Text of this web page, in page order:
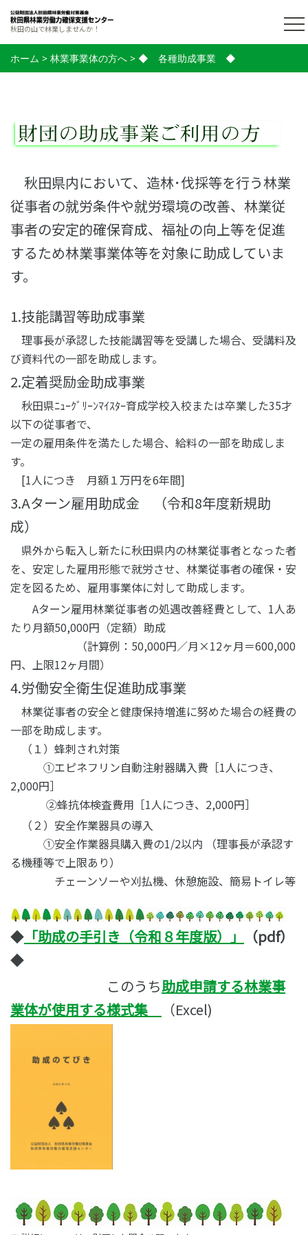
秋田の山で林業しませんか！
ホーム > 林業事業体の方へ > ◆ 各種助成事業 ◆
秋田県内において、造林･伐採等を行う林業
従事者の就労条件や就労環境の改善、林業従
事者の安定的確保育成、福祉の向上等を促進
するため林業事業体等を対象に助成していま
す。
1.技能講習等助成事業
理事長が承認した技能講習等を受講した場合、受講料及
び資料代の一部を助成します。
2.定着奨励金助成事業
秋田県ﾆｭｰｸﾞﾘｰﾝﾏｲｽﾀｰ育成学校入校または卒業した35才
以下の従事者で、
一定の雇用条件を満たした場合、給料の一部を助成しま
す。
[1人につき 月額１万円を6年間]
3.Aターン雇用助成金 （令和8年度新規助
成）
県外から転入し新たに秋田県内の林業従事者となった者
を、安定した雇用形態で就労させ、林業従事者の確保・安
定を図るため、雇用事業体に対して助成します。
Aターン雇用林業従事者の処遇改善経費として、1人あ
たり月額50,000円（定額）助成
（計算例：50,000円／月×12ヶ月＝600,000
円、上限12ヶ月間）
4.労働安全衛生促進助成事業
林業従事者の安全と健康保持増進に努めた場合の経費の
一部を助成します。
（１）蜂刺され対策
①エピネフリン自動注射器購入費［1人につき、
2,000円］
②蜂抗体検査費用［1人につき、2,000円］
（２）安全作業器具の導入
①安全作業器具購入費の1/2以内 （理事長が承認す
る機種等で上限あり）
チェーンソーや刈払機、 休憩施設、簡易トイレ等
◆ 「助成の手引き（令和８年度版）」
（pdf）
◆
このうち助成申請する林業事
業体が使用する様式集
（Excel)